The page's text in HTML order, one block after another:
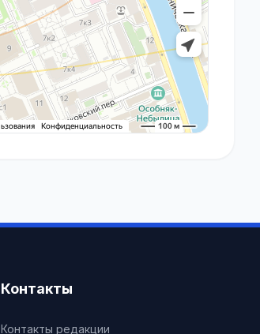
Контакты
Контакты редакции